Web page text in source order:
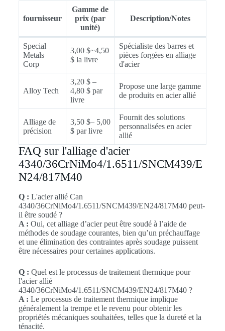
fournisseur
Gamme de
prix (par
unité)
Description/Notes
Special
Metals
Corp
3,00 $~4,50
$ la livre
Spécialiste des barres et
pièces forgées en alliage
d'acier
Alloy Tech
3,20 $ –
4,80 $ par
livre
Propose une large gamme
de produits en acier allié
Alliage de
précision
3,50 $– 5,00
$ par livre
Fournit des solutions
personnalisées en acier
allié
FAQ sur l'alliage d'acier
4340/36CrNiMo4/1.6511/SNCM439/E
N24/817M40
Q : L'acier allié Can
4340/36CrNiMo4/1.6511/SNCM439/EN24/817M40 peut-
il être soudé ?
A : Oui, cet alliage d’acier peut être soudé à l’aide de
méthodes de soudage courantes, bien qu’un préchauffage
et une élimination des contraintes après soudage puissent
être nécessaires pour certaines applications.
Q : Quel est le processus de traitement thermique pour
l'acier allié
4340/36CrNiMo4/1.6511/SNCM439/EN24/817M40 ?
A : Le processus de traitement thermique implique
généralement la trempe et le revenu pour obtenir les
propriétés mécaniques souhaitées, telles que la dureté et la
ténacité.